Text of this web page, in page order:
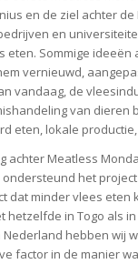
en de ziel achter
en
eten. Sommige ideeën
vernieuwd,
vandaag, de
van dieren
eten, lokale productie,
achter Meatless
ondersteund het
dat minder vlees eten
hetzelfde in Togo als
Nederland hebben wij
factor in de manier